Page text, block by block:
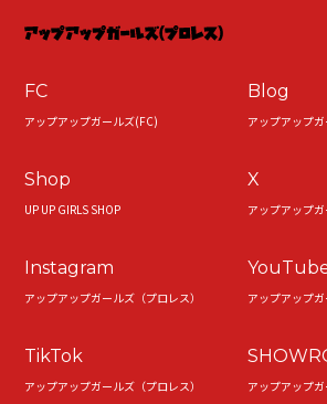
FC
アップアップガールズ(FC)
Blog
アップアップガ
Shop
UP UP GIRLS SHOP
X
アップアップガ
Instagram
アップアップガールズ（プロレス） アップアップ
TikTok
アップアップガールズ（プロレス） アップアップガ